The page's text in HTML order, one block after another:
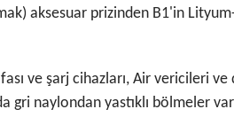
aksesuar prizinden B1'in
ve şarj cihazları, Air vericileri
naylondan yastıklı bölmeler